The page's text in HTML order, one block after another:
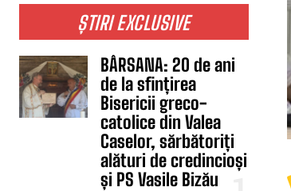
ȘTIRI EXCLUSIVE
BÂRSANA: 20 de ani
de la sfințirea
Bisericii greco-
catolice din Valea
Caselor, sărbătoriți
alături de credincioși
și PS Vasile Bizău